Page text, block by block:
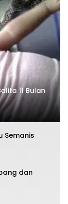
11 Bulan
Semanis
dan